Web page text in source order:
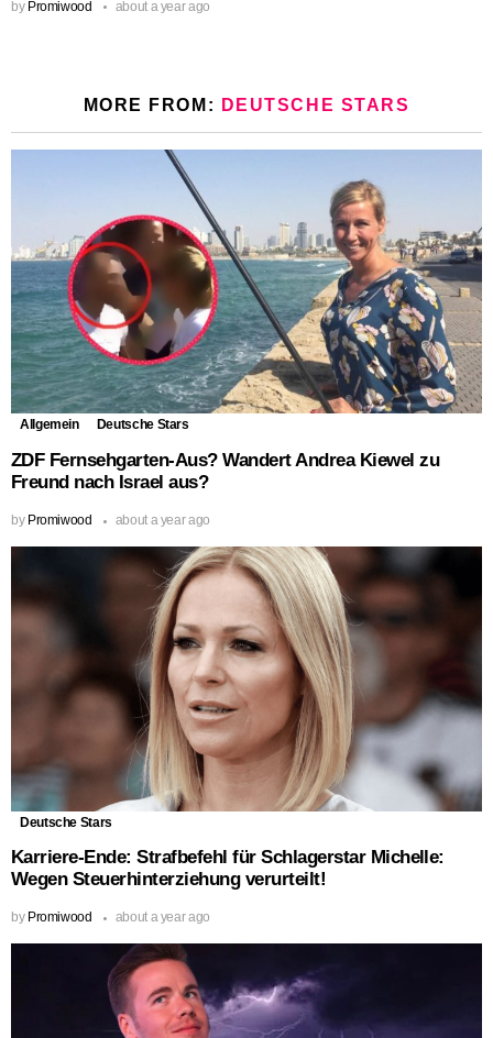
by Promiwood about a year ago
MORE FROM: DEUTSCHE STARS
Allgemein Deutsche Stars
ZDF Fernsehgarten-Aus? Wandert Andrea Kiewel zu
Freund nach Israel aus?
by Promiwood about a year ago
Deutsche Stars
Karriere-Ende: Strafbefehl für Schlagerstar Michelle:
Wegen Steuerhinterziehung verurteilt!
by Promiwood about a year ago